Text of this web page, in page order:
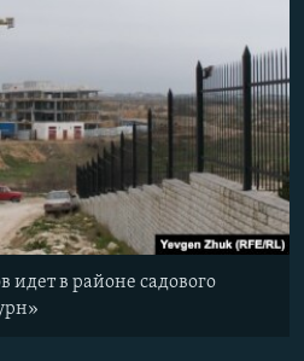
идет в районе садового